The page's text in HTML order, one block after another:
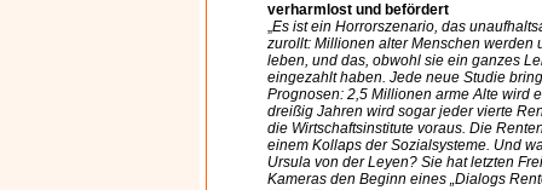
verharmlost und befördert
„Es ist ein Horrorszenario, das
zurollt: Millionen alter Menschen werden
leben, und das, obwohl sie ein ganzes
eingezahlt haben. Jede neue Studie
Prognosen: 2,5 Millionen arme Alte wird
dreißig Jahren wird sogar jeder vierte
die Wirtschaftsinstitute voraus. Die
einem Kollaps der Sozialsysteme. Und
Ursula von der Leyen? Sie hat letzten
Kameras den Beginn eines „Dialogs